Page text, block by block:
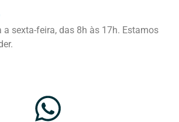
a sexta-feira, das 8h às 17h. Estamos